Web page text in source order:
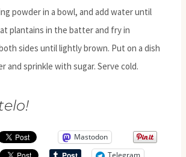
powder in a bowl, and add water until
plantains in the batter and fry in
sides until lightly brown. Put on a dish
and sprinkle with sugar. Serve cold.
Mastodon